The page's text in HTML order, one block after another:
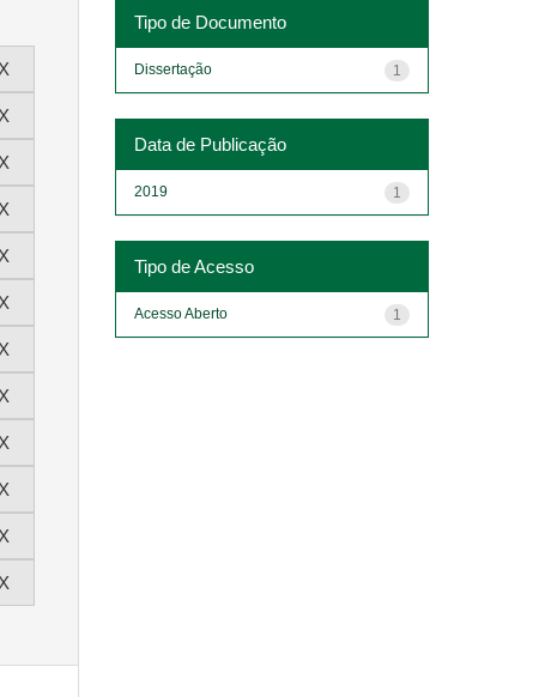
Tipo de Documento
1
Dissertação
Data de Publicação
1
2019
Tipo de Acesso
1
Acesso Aberto